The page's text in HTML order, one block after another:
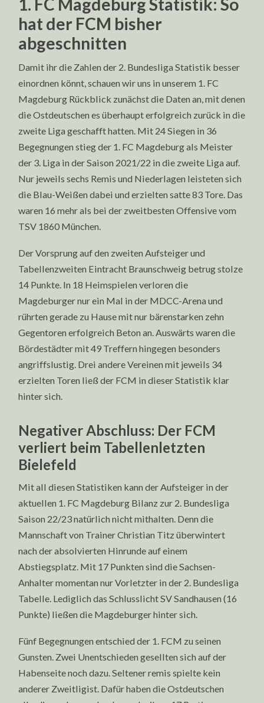
1. FC Magdeburg Statistik: So
hat der FCM bisher
abgeschnitten
Damit ihr die Zahlen der 2. Bundesliga Statistik besser
einordnen könnt, schauen wir uns in unserem 1. FC
Magdeburg Rückblick zunächst die Daten an, mit denen
die Ostdeutschen es überhaupt erfolgreich zurück in die
zweite Liga geschafft hatten. Mit 24 Siegen in 36
Begegnungen stieg der 1. FC Magdeburg als Meister
der 3. Liga in der Saison 2021/22 in die zweite Liga auf.
Nur jeweils sechs Remis und Niederlagen leisteten sich
die Blau-Weißen dabei und erzielten satte 83 Tore. Das
waren 16 mehr als bei der zweitbesten Offensive vom
TSV 1860 München.
Der Vorsprung auf den zweiten Aufsteiger und
Tabellenzweiten Eintracht Braunschweig betrug stolze
14 Punkte. In 18 Heimspielen verloren die
Magdeburger nur ein Mal in der MDCC-Arena und
rührten gerade zu Hause mit nur bärenstarken zehn
Gegentoren erfolgreich Beton an. Auswärts waren die
Bördestädter mit 49 Treffern hingegen besonders
angriffslustig. Drei andere Vereinen mit jeweils 34
erzielten Toren ließ der FCM in dieser Statistik klar
hinter sich.
Negativer Abschluss: Der FCM
verliert beim Tabellenletzten
Bielefeld
Mit all diesen Statistiken kann der Aufsteiger in der
aktuellen 1. FC Magdeburg Bilanz zur 2. Bundesliga
Saison 22/23 natürlich nicht mithalten. Denn die
Mannschaft von Trainer Christian Titz überwintert
nach der absolvierten Hinrunde auf einem
Abstiegsplatz. Mit 17 Punkten sind die Sachsen-
Anhalter momentan nur Vorletzter in der 2. Bundesliga
Tabelle. Lediglich das Schlusslicht SV Sandhausen (16
Punkte) ließen die Magdeburger hinter sich.
Fünf Begegnungen entschied der 1. FCM zu seinen
Gunsten. Zwei Unentschieden gesellten sich auf der
Habenseite noch dazu. Seltener remis spielte kein
anderer Zweitligist. Dafür haben die Ostdeutschen